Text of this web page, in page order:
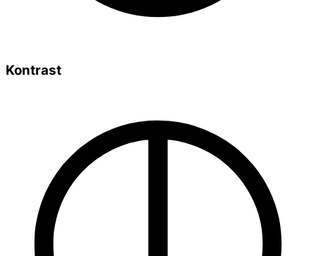
Kontrast